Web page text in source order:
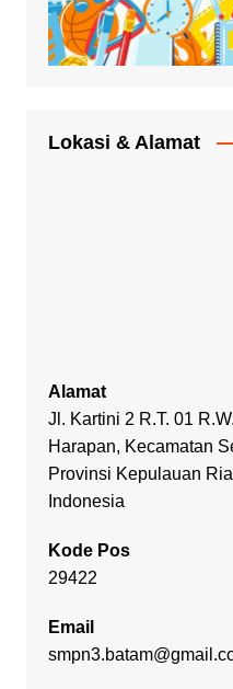
Lokasi & Alamat
Alamat
Jl. Kartini 2 R.T. 01
Harapan, Kecamatan
Provinsi Kepulauan
Indonesia
Kode Pos
29422
Email